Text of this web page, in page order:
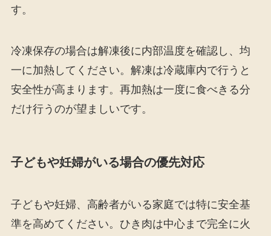
す。
冷凍保存の場合は解凍後に内部温度を確認し、均
一に加熱してください。解凍は冷蔵庫内で行うと
安全性が高まります。再加熱は一度に食べきる分
だけ行うのが望ましいです。
子どもや妊婦がいる場合の優先対応
子どもや妊婦、高齢者がいる家庭では特に安全基
準を高めてください。ひき肉は中心まで完全に火